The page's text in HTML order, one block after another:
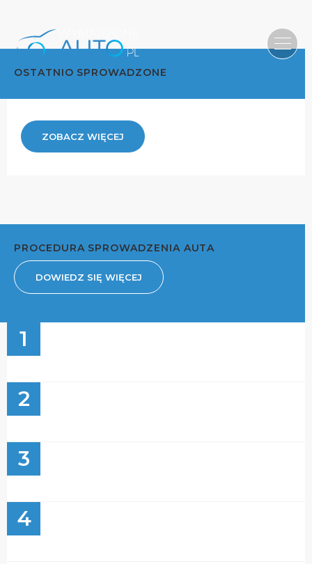
OSTATNIO SPROWADZONE
ZOBACZ WIĘCEJ
PROCEDURA SPROWADZENIA AUTA
DOWIEDZ SIĘ WIĘCEJ
1
2
3
4